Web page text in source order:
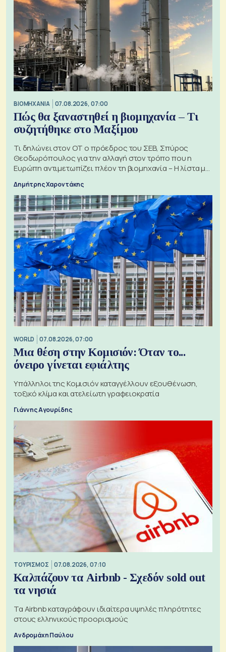
ΒΙΟΜΗΧΑΝΙΑ 07.08.2026, 07:00
Πώς θα ξαναστηθεί η βιομηχανία – Τι
συζητήθηκε στο Μαξίμου
Τι δηλώνει στον ΟΤ ο πρόεδρος του ΣΕΒ, Σπύρος
Θεοδωρόπουλος για την αλλαγή στον τρόπο που η
Ευρώπη αντιμετωπίζει πλέον τη βιομηχανία – Η λίστα με
Δημήτρης Χαροντάκης
WORLD 07.08.2026, 07:00
Μια θέση στην Κομισιόν: Όταν το...
όνειρο γίνεται εφιάλτης
Υπάλληλοι της Κομισιόν καταγγέλλουν εξουθένωση,
τοξικό κλίμα και ατελείωτη γραφειοκρατία
Γιάννης Αγουρίδης
ΤΟΥΡΙΣΜΟΣ 07.08.2026, 07:10
Καλπάζουν τα Airbnb - Σχεδόν sold out
τα νησιά
Τα Airbnb καταγράφουν ιδιαίτερα υψηλές πληρότητες
στους ελληνικούς προορισμούς
Ανδρομάχη Παύλου